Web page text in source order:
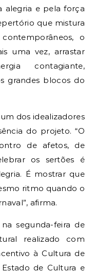
alegria e pela força
que mistura
o
uma vez, arrastar
contagiante,
grandes blocos do
dos idealizadores
do projeto. “O
de afetos, de
os sertões é
É mostrar que
ritmo quando o
afirma.
segunda-feira de
realizado com
à Cultura de
Estado de Cultura e